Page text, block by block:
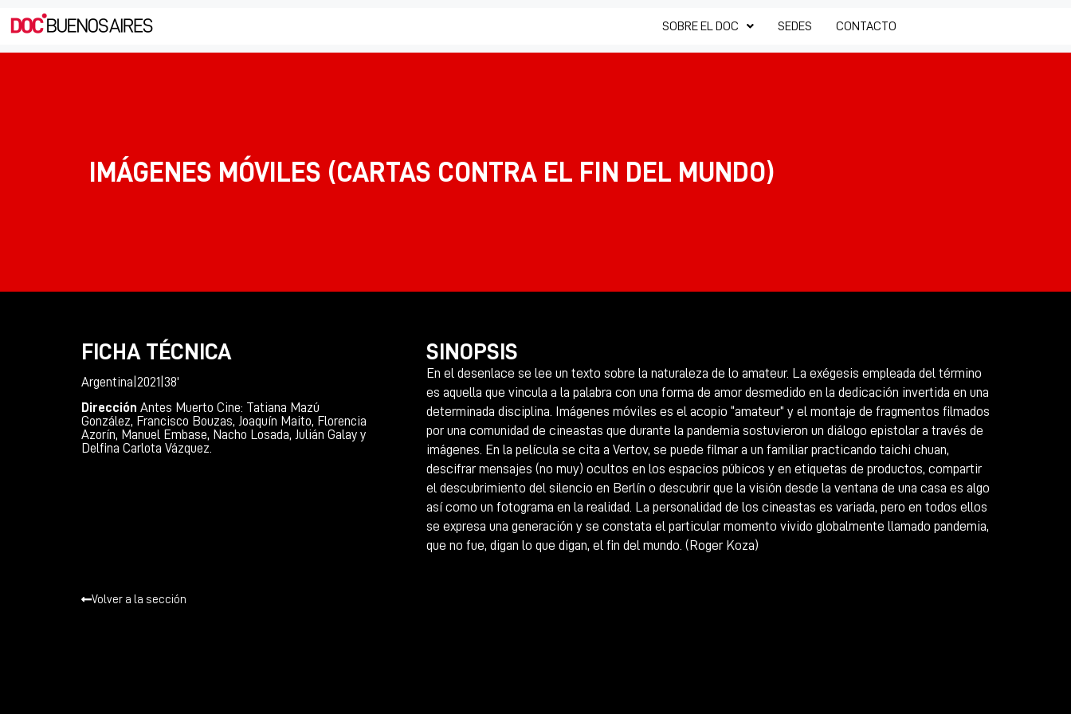
SOBRE EL DOC SEDES CONTACTO
IMÁGENES MÓVILES (CARTAS CONTRA EL FIN DEL MUNDO)
FICHA TÉCNICA
Argentina 2021 38'
Dirección Antes Muerto Cine: Tatiana Mazú
González, Francisco Bouzas, Joaquín Maito, Florencia
Azorín, Manuel Embase, Nacho Losada, Julián Galay y
Delfina Carlota Vázquez.
SINOPSIS
En el desenlace se lee un texto sobre la naturaleza de lo amateur. La exégesis empleada del término
es aquella que vincula a la palabra con una forma de amor desmedido en la dedicación invertida en una
determinada disciplina. Imágenes móviles es el acopio “amateur” y el montaje de fragmentos filmados
por una comunidad de cineastas que durante la pandemia sostuvieron un diálogo epistolar a través de
imágenes. En la película se cita a Vertov, se puede filmar a un familiar practicando taichi chuan,
descifrar mensajes (no muy) ocultos en los espacios púbicos y en etiquetas de productos, compartir
el descubrimiento del silencio en Berlín o descubrir que la visión desde la ventana de una casa es algo
así como un fotograma en la realidad. La personalidad de los cineastas es variada, pero en todos ellos
se expresa una generación y se constata el particular momento vivido globalmente llamado pandemia,
que no fue, digan lo que digan, el fin del mundo. (Roger Koza)
Volver a la sección